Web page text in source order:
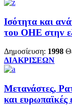
Iσότητα και
τoυ ΟΗΕ στηv
Δημοσίευση: 1998
ΔΙΑΚΡΙΣΕΩΝ
Μετανάστες,
και ευρωπαϊκές